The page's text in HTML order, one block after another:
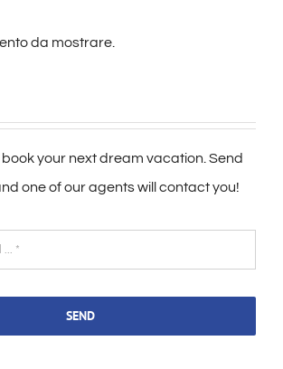
da mostrare.
your next dream vacation. Send
one of our agents will contact you!
SEND